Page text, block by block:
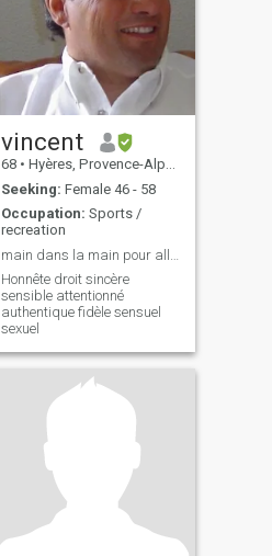
vincent
68 • Hyères, Provence-Alpes-Côte d'Azur, France
Seeking: Female 46 - 58
Occupation: Sports /
recreation
Honnête droit sincère
sensible attentionné
authentique fidèle sensuel
sexuel